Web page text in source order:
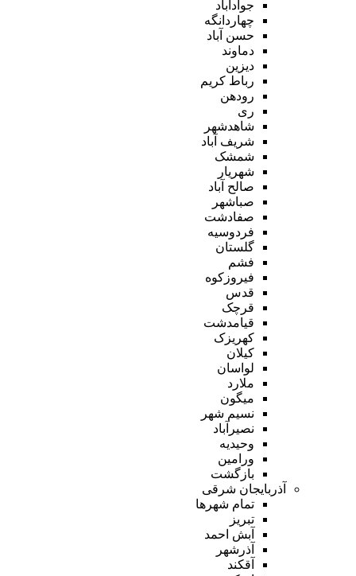
جوادآباد
چهاردانگه
حسن آباد
دماوند
دیزین
رباط کریم
رودهن
ری
شاهدشهر
شریف آباد
شمشک
شهریار
صالح آباد
صباشهر
صفادشت
فردوسیه
گلستان
فشم
فیروزکوه
قدس
قرچک
قیامدشت
کهریزک
کیلان
لواسان
ملارد
میگون
نسیم شهر
نصیرآباد
وحیدیه
ورامین
بازگشت
آذربایجان شرقی
تمام شهر‌ها
تبریز
آبش احمد
آذرشهر
آقکند